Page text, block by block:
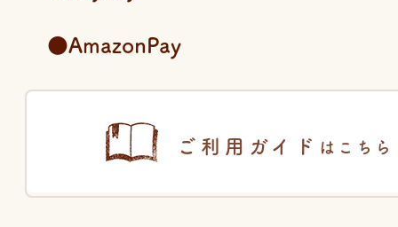
●AmazonPay
ご利用ガイド はこちら